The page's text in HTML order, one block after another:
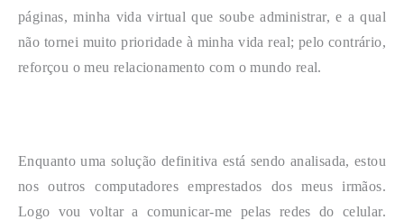
páginas, minha vida virtual que soube administrar, e a qual
não tornei muito prioridade à minha vida real; pelo contrário,
reforçou o meu relacionamento com o mundo real.
Enquanto uma solução definitiva está sendo analisada, estou
nos outros computadores emprestados dos meus irmãos.
Logo vou voltar a comunicar-me pelas redes do celular.